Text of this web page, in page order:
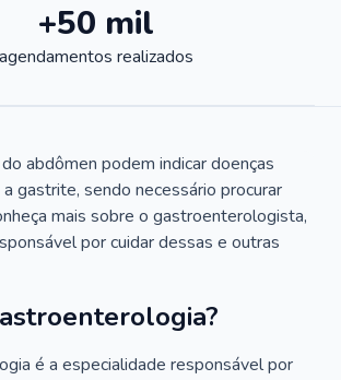
+50 mil
agendamentos realizados
abdômen podem indicar doenças
gastrite, sendo necessário procurar
mais sobre o gastroenterologista,
por cuidar dessas e outras
é a especialidade responsável por